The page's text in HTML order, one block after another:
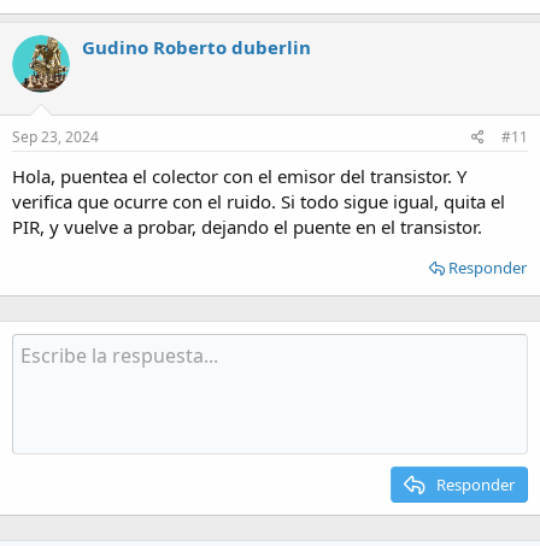
Gudino Roberto duberlin
Sep 23, 2024 #11
Hola, puentea el colector con el emisor del transistor. Y
verifica que ocurre con el ruido. Si todo sigue igual, quita el
PIR, y vuelve a probar, dejando el puente en el transistor.
Responder
Responder